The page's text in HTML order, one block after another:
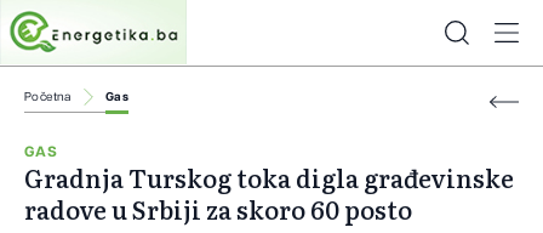
Početna Gas
GAS
Gradnja Turskog toka digla građevinske
radove u Srbiji za skoro 60 posto